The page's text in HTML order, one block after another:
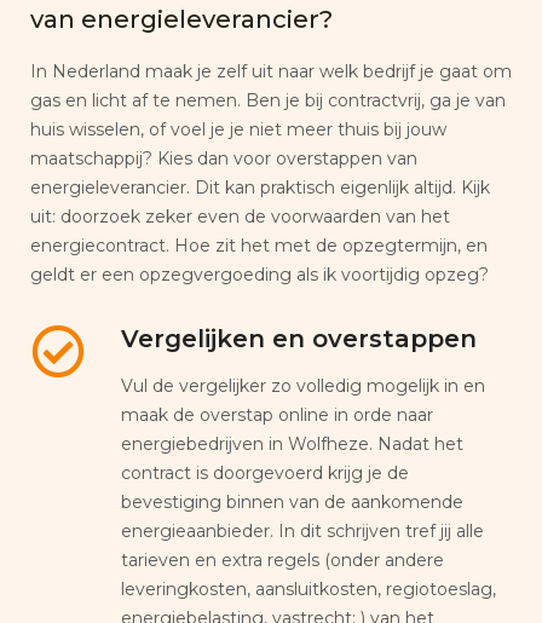
van energieleverancier?
In Nederland maak je zelf uit naar welk bedrijf je gaat om
gas en licht af te nemen. Ben je bij contractvrij, ga je van
huis wisselen, of voel je je niet meer thuis bij jouw
maatschappij? Kies dan voor overstappen van
energieleverancier. Dit kan praktisch eigenlijk altijd. Kijk
uit: doorzoek zeker even de voorwaarden van het
energiecontract. Hoe zit het met de opzegtermijn, en
geldt er een opzegvergoeding als ik voortijdig opzeg?
Vergelijken en overstappen
Vul de vergelijker zo volledig mogelijk in en
maak de overstap online in orde naar
energiebedrijven in Wolfheze. Nadat het
contract is doorgevoerd krijg je de
bevestiging binnen van de aankomende
energieaanbieder. In dit schrijven tref jij alle
tarieven en extra regels (onder andere
leveringkosten, aansluitkosten, regiotoeslag,
energiebelasting, vastrecht: ) van het